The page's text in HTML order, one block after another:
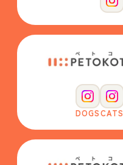
DOGSCATS